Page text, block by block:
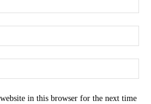
in this browser for the next time